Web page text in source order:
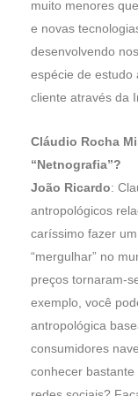
muito menores
e novas
desenvolvendo
espécie de estudo
cliente através da
Cláudio Rocha
“Netnografia”?
João Ricardo:
antropológicos
caríssimo fazer
“mergulhar” no
preços tornaram-
exemplo, você
antropológica
consumidores
conhecer